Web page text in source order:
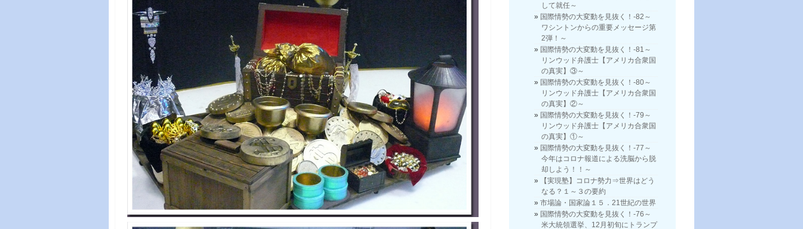
して就任～
国際情勢の大変動を見抜く！-82～
ワシントンからの重要メッセージ第
2弾！～
国際情勢の大変動を見抜く！-81～
リンウッド弁護士【アメリカ合衆国
の真実】③～
国際情勢の大変動を見抜く！-80～
リンウッド弁護士【アメリカ合衆国
の真実】②～
国際情勢の大変動を見抜く！-79～
リンウッド弁護士【アメリカ合衆国
の真実】①～
国際情勢の大変動を見抜く！-77～
今年はコロナ報道による洗脳から脱
却しよう！！～
【実現塾】コロナ勢力⇒世界はどう
なる？１～３の要約
市場論・国家論１５．21世紀の世界
国際情勢の大変動を見抜く！-76～
米大統領選挙、12月初旬にトランプ